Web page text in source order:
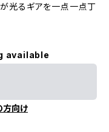
光るギアを一点一点丁
available
方向け